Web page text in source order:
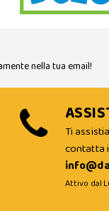
nella tua email!
Ti
contatta
Attivo dal